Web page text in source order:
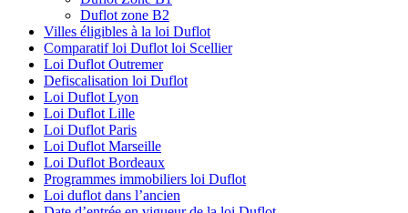
Duflot zone B2
Villes éligibles à la loi Duflot
Comparatif loi Duflot loi Scellier
Loi Duflot Outremer
Defiscalisation loi Duflot
Loi Duflot Lyon
Loi Duflot Lille
Loi Duflot Paris
Loi Duflot Marseille
Loi Duflot Bordeaux
Programmes immobiliers loi Duflot
Loi duflot dans l’ancien